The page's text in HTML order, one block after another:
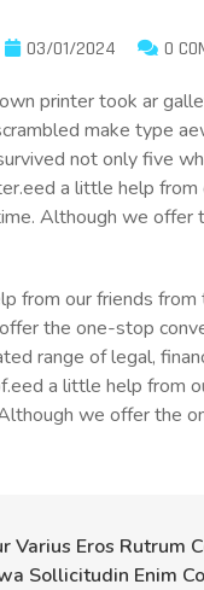
03/01/2024 0
printer took ar
make type
not only five
a little help from
Although we offer
from our friends from
the one-stop
range of legal,
a little help from
we offer the
Varius Eros Rutrum
Sollicitudin Enim